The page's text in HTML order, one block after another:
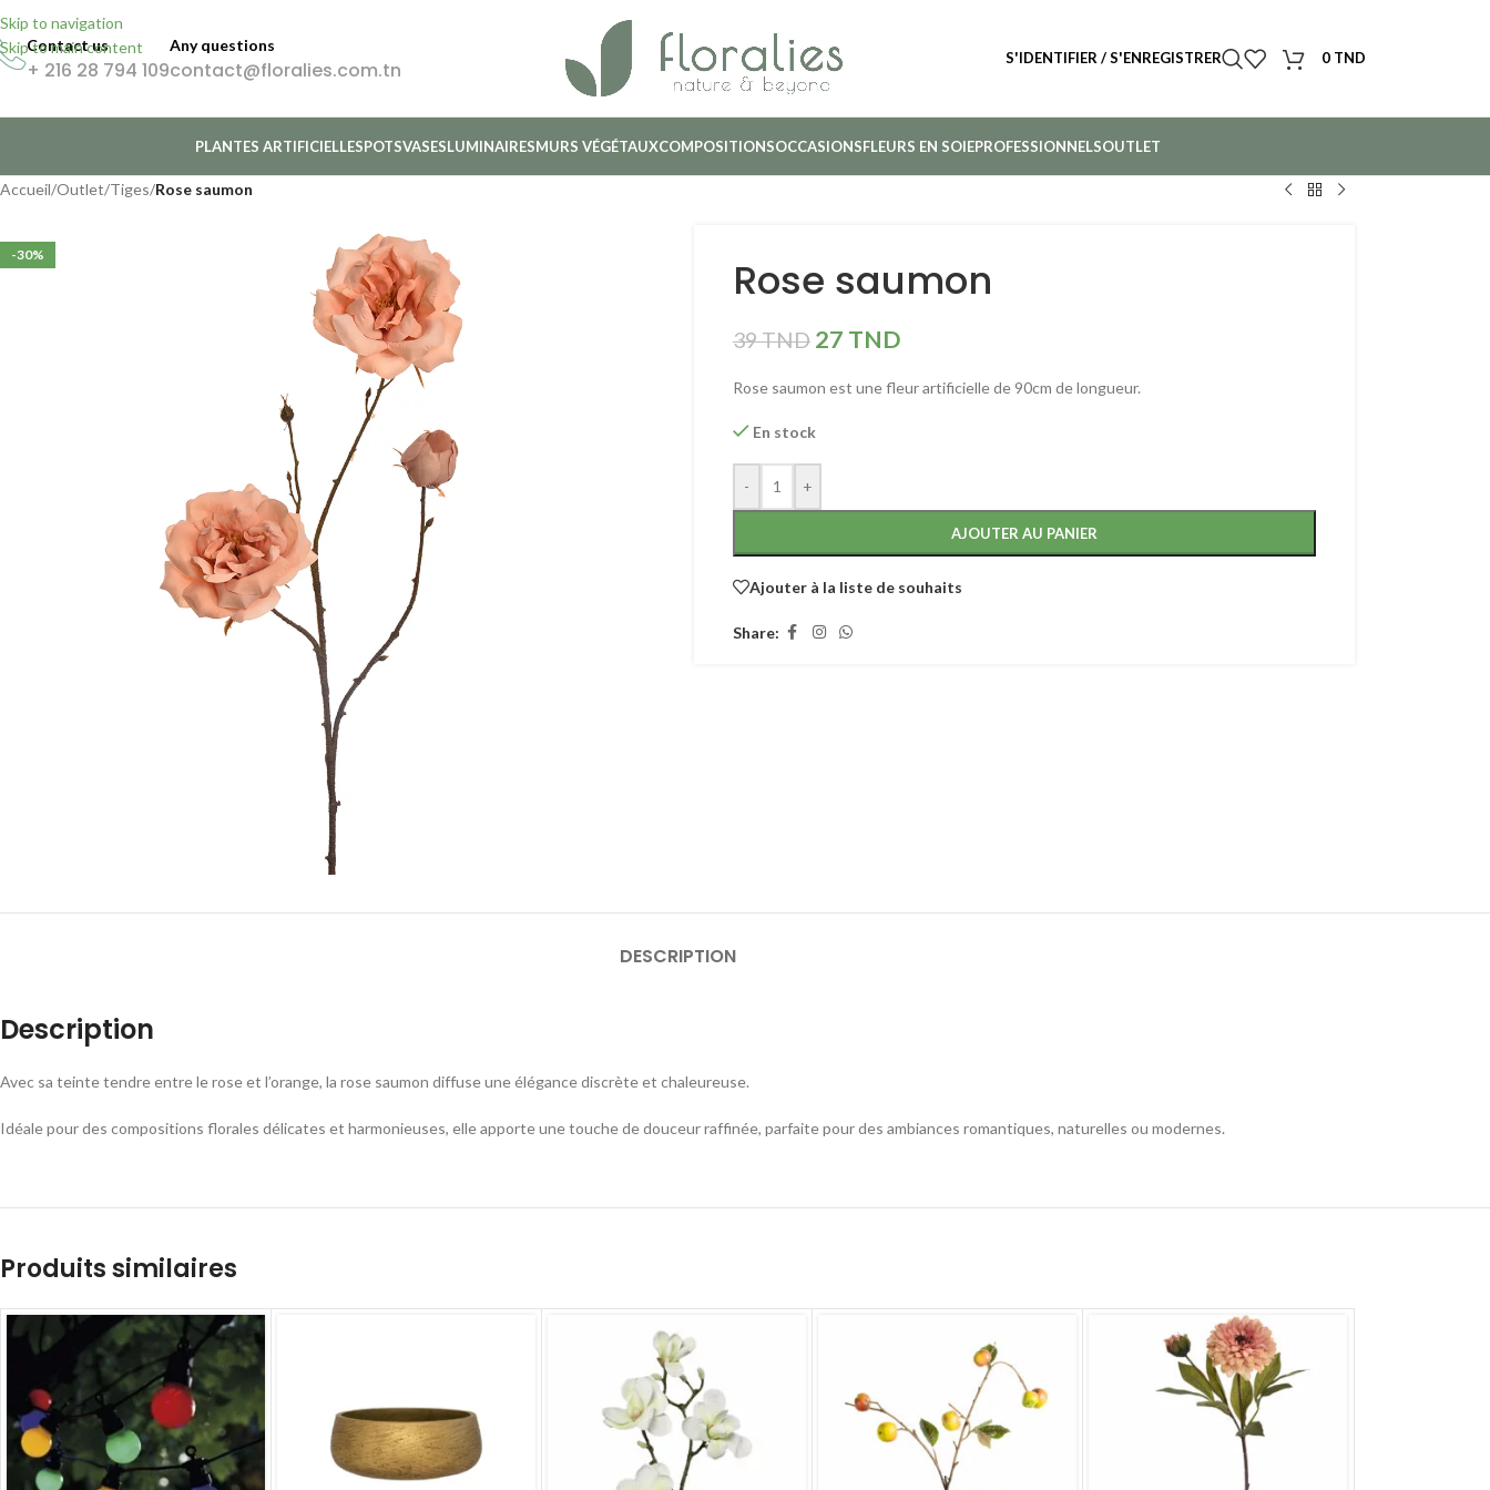
Skip to navigation
Skip to main content
Contact us
+ 216 28 794 109
Any questions
contact@floralies.com.tn S'IDENTIFIER / S'ENREGISTRER 0 TND
PLANTES ARTIFICIELLESPOTSVASESLUMINAIRESMURS VÉGÉTAUXCOMPOSITIONSOCCASIONSFLEURS EN SOIEPROFESSIONNELSOUTLET
Accueil/Outlet/Tiges/Rose saumon
-30% Rose saumon
39TND 27 TND
Rose saumon est une fleur artificielle de 90cm de longueur.
En stock
- +
AJOUTER AU PANIER
Ajouter à la liste de souhaits
Share:
DESCRIPTION
Description
Avec sa teinte tendre entre le rose et l’orange, la rose saumon diffuse une élégance discrète et chaleureuse.
Idéale pour des compositions florales délicates et harmonieuses, elle apporte une touche de douceur raffinée, parfaite pour des ambiances romantiques, naturelles ou modernes.
Produits similaires